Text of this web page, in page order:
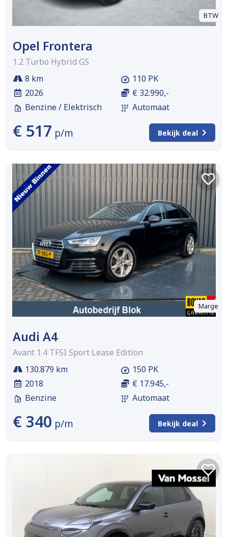
BTW
Opel Frontera
1.2 Turbo Hybrid GS
8 km
2026
Benzine / Elektrisch
110 PK
€ 32.990,-
Automaat
€ 517 p/m Bekijk deal
Marge
Audi A4
Avant 1.4 TFSI Sport Lease Edition
130.879 km
2018
Benzine
150 PK
€ 17.945,-
Automaat
€ 340 p/m Bekijk deal